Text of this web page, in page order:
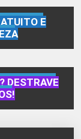
E
DESTRAVE